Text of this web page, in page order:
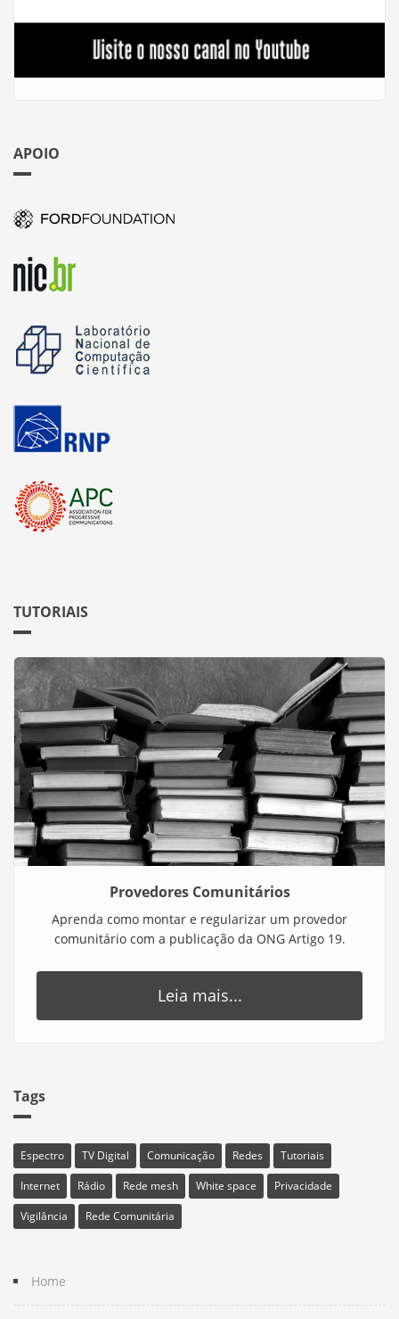
APOIO
TUTORIAIS
Provedores Comunitários
Aprenda como montar e regularizar um provedor
comunitário com a publicação da ONG Artigo 19.
Leia mais...
Tags
Espectro TV Digital Comunicação Redes
Tutoriais
Internet
Rádio Rede mesh White space
Privacidade
Vigilância
Rede Comunitária
Home